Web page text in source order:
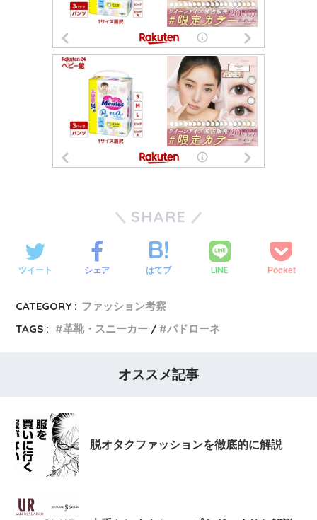
SHARE
ツイート シェア はてブ LINE Pocket
CATEGORY : ファッション考察
TAGS :
革靴・スニーカー パドローネ
オススメ記事
脱オタクファッションを徹底的に解説